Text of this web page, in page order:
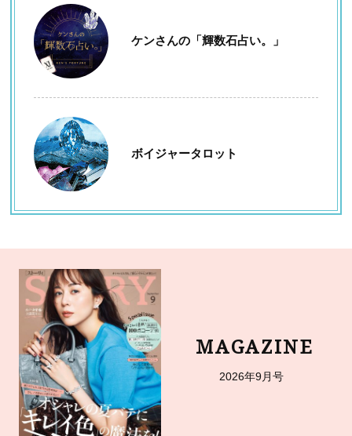
ケンさんの「輝数石占い。」
ボイジャータロット
MAGAZINE
2026年9月号